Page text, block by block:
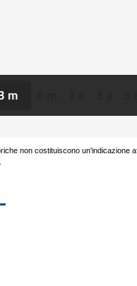
m
non costituiscono un'indicazione